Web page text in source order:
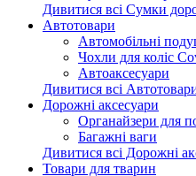
Дивитися всі Сумки
Автотовари
Автомобільні
Чохли для коліс
Автоаксесуари
Дивитися всі
Дорожні аксесуари
Органайзери для
Багажні ваги
Дивитися всі Дорожні
Товари для тварин